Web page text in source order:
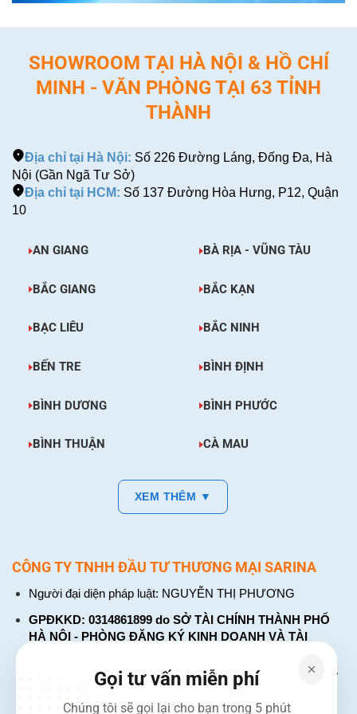
SHOWROOM TẠI HÀ NỘI & HỒ CHÍ
MINH - VĂN PHÒNG TẠI 63 TỈNH
THÀNH
Địa chỉ tại Hà Nội: Số 226 Đường Láng, Đống Đa, Hà
Nội (Gần Ngã Tư Sở)
Địa chỉ tại HCM: Số 137 Đường Hòa Hưng, P12, Quận
10
AN GIANG BÀ RỊA - VŨNG TÀU
BẮC GIANG BẮC KẠN
BẠC LIÊU BẮC NINH
BẾN TRE BÌNH ĐỊNH
BÌNH DƯƠNG BÌNH PHƯỚC
BÌNH THUẬN CÀ MAU
XEM THÊM ▼
CÔNG TY TNHH ĐẦU TƯ THƯƠNG MẠI SARINA
Người đại diện pháp luật: NGUYỄN THỊ PHƯƠNG
GPĐKKD: 0314861899 do SỞ TÀI CHÍNH THÀNH PHỐ
HÀ NỘI - PHÒNG ĐĂNG KÝ KINH DOANH VÀ TÀI
CHÍNH DOANH NGHIỆP cấp. Đăng ký lần đầu: ngày 26
tháng 01 năm 2018. Đăng ký thay đổi lần thứ: 4, ngày 31
tháng 03 năm 2026Gọi tư vấn miễn phí
Chúng tôi sẽ gọi lại cho bạn trong 5 phút